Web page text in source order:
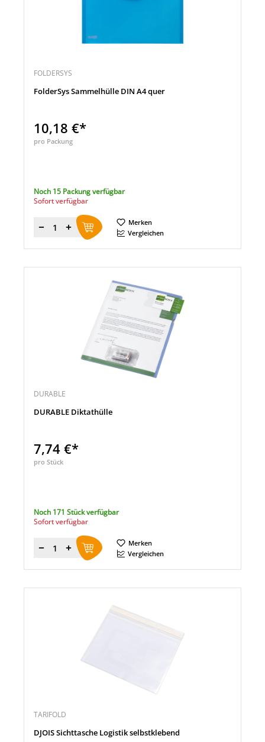
FOLDERSYS
FolderSys Sammelhülle DIN A4 quer
10,18 €*
pro Packung
Noch 15 Packung verfügbar
Sofort verfügbar
Menge
Merken
Vergleichen
DURABLE
DURABLE Diktathülle
7,74 €*
pro Stück
Noch 171 Stück verfügbar
Sofort verfügbar
Menge
Merken
Vergleichen
TARIFOLD
DJOIS Sichttasche Logistik selbstklebend